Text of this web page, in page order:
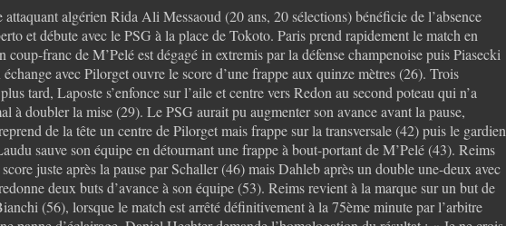
attaquant algérien Rida Ali Messaoud (20 ans, 20 sélections) bénéficie de l’absence
et débute avec le PSG à la place de Tokoto. Paris prend rapidement le match en
coup-franc de M’Pelé est dégagé in extremis par la défense champenoise puis Piasecki
échange avec Pilorget ouvre le score d’une frappe aux quinze mètres (26). Trois
tard, Laposte s’enfonce sur l’aile et centre vers Redon au second poteau qui n’a
à doubler la mise (29). Le PSG aurait pu augmenter son avance avant la pause,
de la tête un centre de Pilorget mais frappe sur la transversale (42) puis le gardien
sauve son équipe en détournant une frappe à bout-portant de M’Pelé (43). Reims
juste après la pause par Schaller (46) mais Dahleb après un double une-deux avec
deux buts d’avance à son équipe (53). Reims revient à la marque sur un but de
(56), lorsque le match est arrêté définitivement à la 75ème minute par l’arbitre